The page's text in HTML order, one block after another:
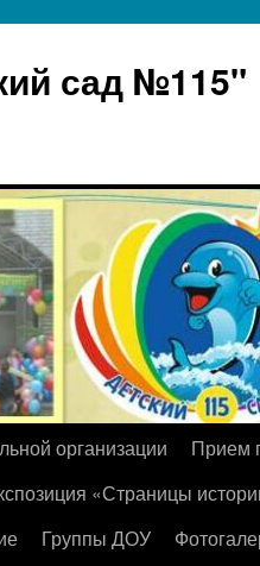
сад №115"
организации
Прием
«Страницы
Группы ДОУ